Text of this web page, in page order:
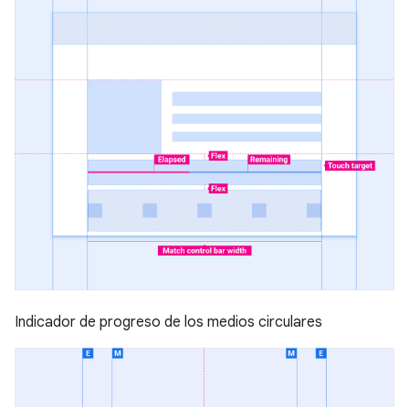
Indicador de progreso de los medios circulares